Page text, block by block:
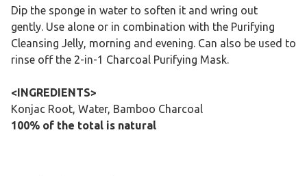
Dip the sponge in water to soften it and wring out
gently. Use alone or in combination with the Purifying
Cleansing Jelly, morning and evening. Can also be used to
rinse off the 2-in-1 Charcoal Purifying Mask.
<INGREDIENTS>
Konjac Root, Water, Bamboo Charcoal
100% of the total is natural